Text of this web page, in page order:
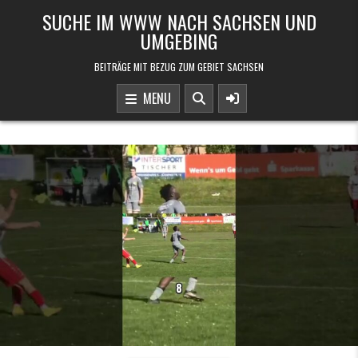
SUCHE IM WWW NACH SACHSEN UND
UMGEBING
BEITRÄGE MIT BEZUG ZUM GEBIET SACHSEN
MENU